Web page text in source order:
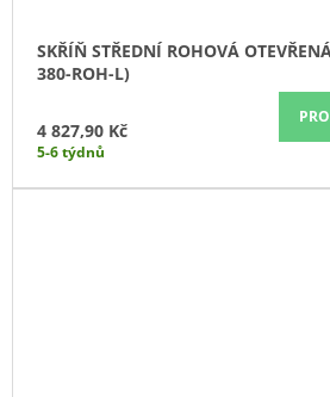
SKŘÍŇ STŘEDNÍ ROHOVÁ
380-ROH-L)
4 827,90 Kč
5-6 týdnů